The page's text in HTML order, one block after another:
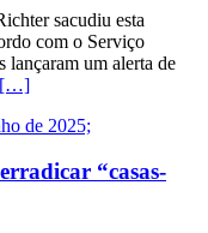
sacudiu esta
com o Serviço
um alerta de
[…]
“casas-